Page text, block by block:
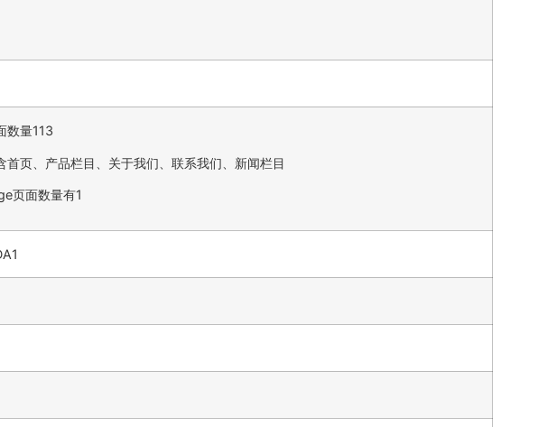
数量113
首页、产品栏目、关于我们、联系我们、新闻栏目
页面数量有1